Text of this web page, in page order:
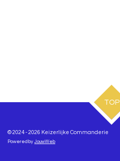
TOP
© 2024 - 2026 Keizerlijke Commanderie
Powered by JouwWeb